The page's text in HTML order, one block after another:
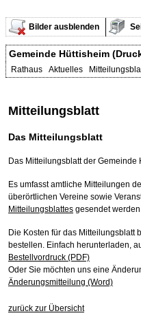
Bilder ausblenden
Gemeinde Hüttisheim
Rathaus Aktuelles
Mitteilungsblatt
Das Mitteilungsblatt
Das Mitteilungsblatt der
Es umfasst amtliche Mitteilungen
überörtlichen Vereine sowie
Mitteilungsblattes gesendet werden
Die Kosten für das Mitteilungsblatt
bestellen. Einfach herunterladen,
Bestellvordruck (PDF)
Oder Sie möchten uns eine
Änderungsmitteilung (Word)
zurück zur Übersicht